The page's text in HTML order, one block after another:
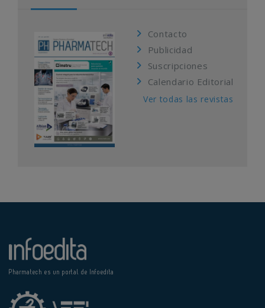
Contacto
Publicidad
Suscripciones
Calendario Editorial
Ver todas las revistas
Pharmatech es un portal de Infoedita